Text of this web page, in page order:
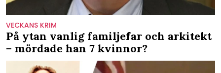
VECKANS KRIM
På ytan vanlig familjefar och arkitekt
– mördade han 7 kvinnor?